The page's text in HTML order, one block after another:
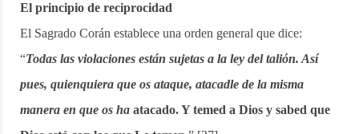
El principio de reciprocidad
El Sagrado Corán establece una orden general que dice:
“Todas las violaciones están sujetas a la ley del talión. Así
pues, quienquiera que os ataque, atacadle de la misma
manera en que os ha atacado. Y temed a Dios y sabed que